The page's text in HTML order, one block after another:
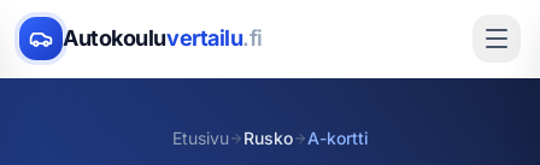
Autokouluvertailu.fi
Etusivu Rusko A-kortti